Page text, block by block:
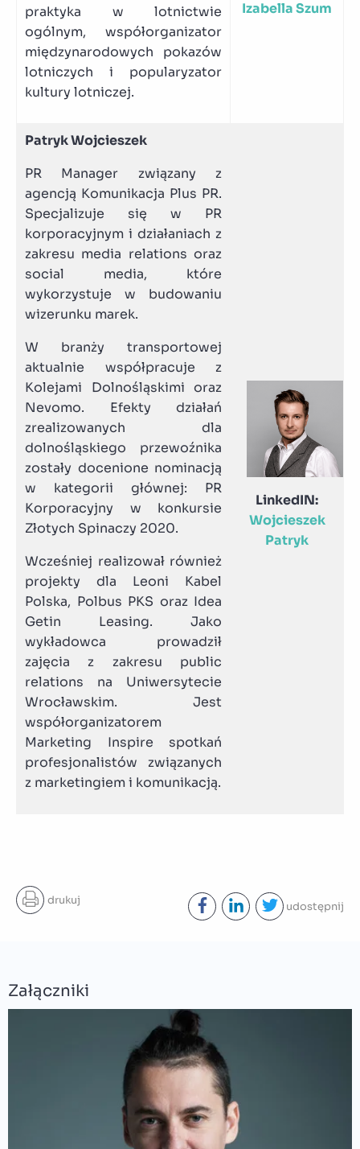
praktyka w lotnictwie
ogólnym, współorganizator
międzynarodowych pokazów
lotniczych i popularyzator
kultury lotniczej.
Izabella Szum
Patryk Wojcieszek
PR Manager związany z
agencją Komunikacja Plus PR.
Specjalizuje się w PR
korporacyjnym i działaniach z
zakresu media relations oraz
social media, które
wykorzystuje w budowaniu
wizerunku marek.
W branży transportowej
aktualnie współpracuje z
Kolejami Dolnośląskimi oraz
Nevomo. Efekty działań
zrealizowanych dla
dolnośląskiego przewoźnika
zostały docenione nominacją
w kategorii głównej: PR
Korporacyjny w konkursie
Złotych Spinaczy 2020.
Wcześniej realizował również
projekty dla Leoni Kabel
Polska, Polbus PKS oraz Idea
Getin Leasing. Jako
wykładowca prowadził
zajęcia z zakresu public
relations na Uniwersytecie
Wrocławskim. Jest
współorganizatorem
Marketing Inspire spotkań
profesjonalistów związanych
z marketingiem i komunikacją.
LinkedIN:
Wojcieszek
Patryk
drukuj udostępnij
Załączniki